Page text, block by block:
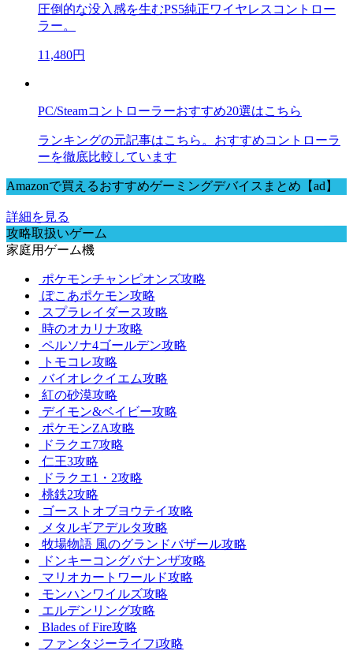
圧倒的な没入感を生むPS5純正ワイヤレスコントロー
ラー。
11,480円
PC/Steamコントローラーおすすめ20選はこちら
ランキングの元記事はこちら。おすすめコントローラ
ーを徹底比較しています
Amazonで買えるおすすめゲーミングデバイスまとめ【ad】
詳細を見る
攻略取扱いゲーム
家庭用ゲーム機
ポケモンチャンピオンズ攻略
ぽこあポケモン攻略
スプラレイダース攻略
時のオカリナ攻略
ペルソナ4ゴールデン攻略
トモコレ攻略
バイオレクイエム攻略
紅の砂漠攻略
デイモン&ベイビー攻略
ポケモンZA攻略
ドラクエ7攻略
仁王3攻略
ドラクエ1・2攻略
桃鉄2攻略
ゴーストオブヨウテイ攻略
メタルギアデルタ攻略
牧場物語 風のグランドバザール攻略
ドンキーコングバナンザ攻略
マリオカートワールド攻略
モンハンワイルズ攻略
エルデンリング攻略
Blades of Fire攻略
ファンタジーライフi攻略